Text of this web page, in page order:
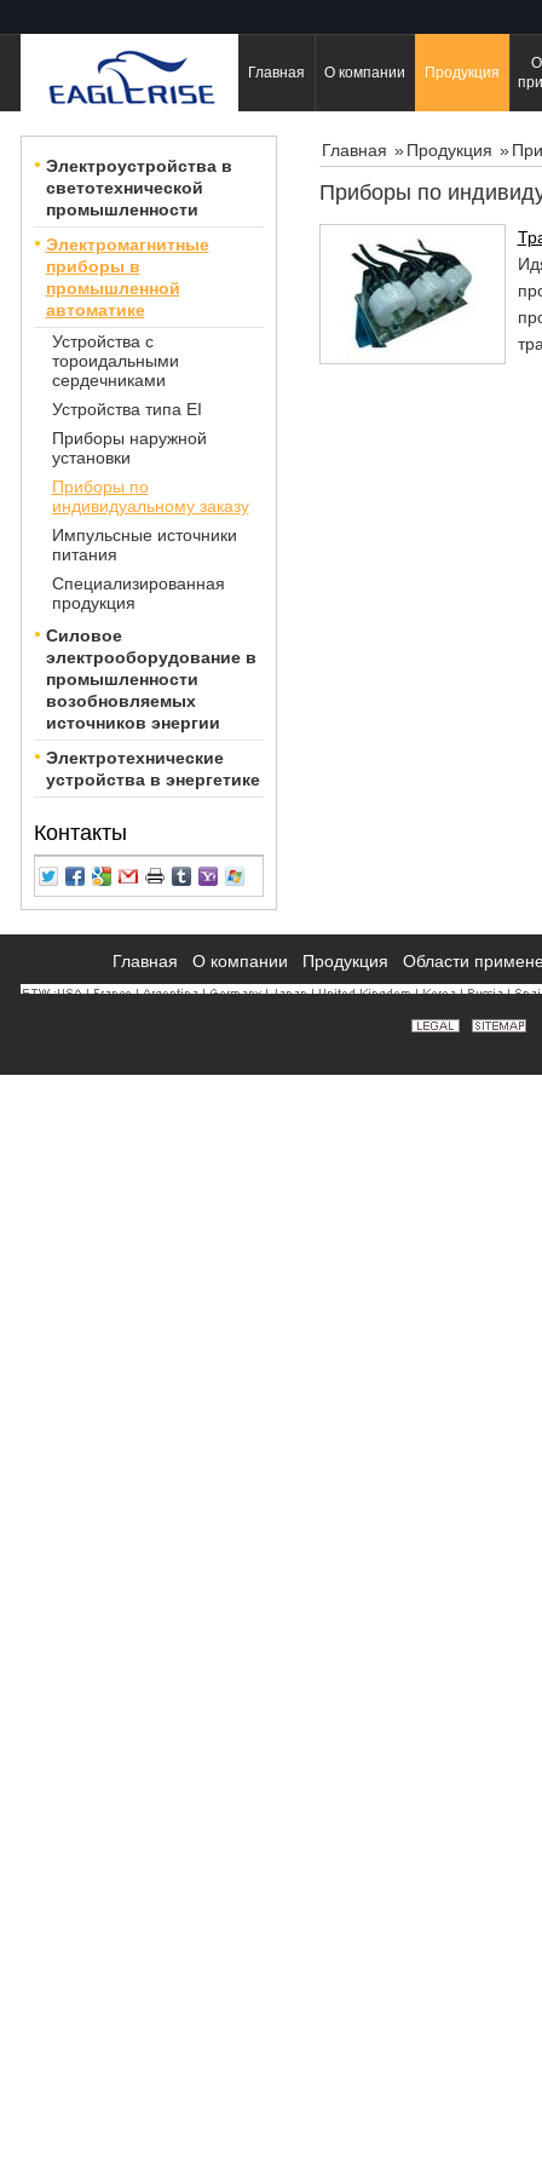
Главная О компании Продукция
Электроустройства в
светотехнической
промышленности
Электромагнитные
приборы в
промышленной
автоматике
Устройства с
тороидальными
сердечниками
Устройства типа EI
Приборы наружной
установки
Приборы по
индивидуальному заказу
Импульсные источники
питания
Специализированная
продукция
Силовое
электрооборудование в
промышленности
возобновляемых
источников энергии
Электротехнические
устройства в энергетике
Контакты
Главная » Продукция »
Приборы по
Главная О компании Продукция Области